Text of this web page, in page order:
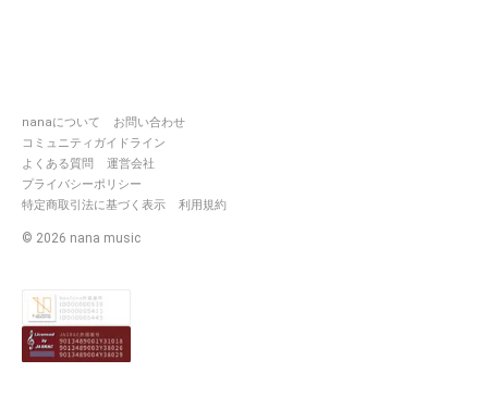
nanaについて
お問い合わせ
コミュニティガイドライン
よくある質問
運営会社
プライバシーポリシー
特定商取引法に基づく表示
利用規約
© 2026 nana music